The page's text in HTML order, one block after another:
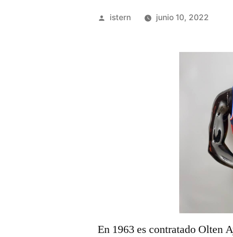
Publicado
istern junio 10, 2022
En 1963 es contratado Olten